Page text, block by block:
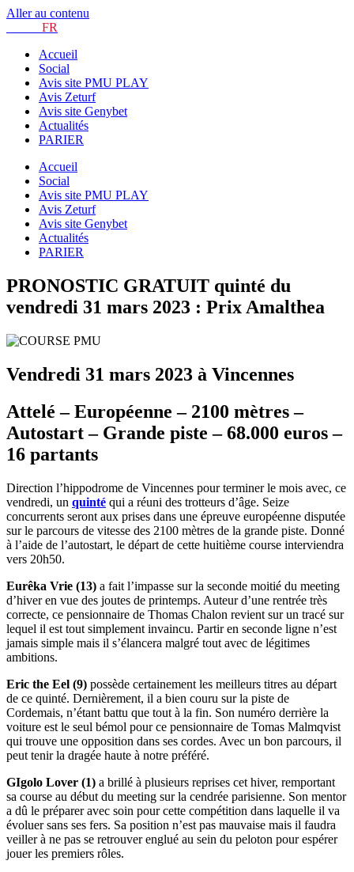
Aller au contenu
FR
Accueil
Social
Avis site PMU PLAY
Avis Zeturf
Avis site Genybet
Actualités
PARIER
Accueil
Social
Avis site PMU PLAY
Avis Zeturf
Avis site Genybet
Actualités
PARIER
PRONOSTIC GRATUIT quinté du
vendredi 31 mars 2023 : Prix Amalthea
Vendredi 31 mars 2023 à Vincennes
Attelé – Européenne – 2100 mètres –
Autostart – Grande piste – 68.000 euros –
16 partants
Direction l’hippodrome de Vincennes pour terminer le mois avec, ce
vendredi, un quinté qui a réuni des trotteurs d’âge. Seize
concurrents seront aux prises dans une épreuve européenne disputée
sur le parcours de vitesse des 2100 mètres de la grande piste. Donné
à l’aide de l’autostart, le départ de cette huitième course interviendra
vers 20h50.
Eurêka Vrie (13) a fait l’impasse sur la seconde moitié du meeting
d’hiver en vue des joutes de printemps. Auteur d’une rentrée très
correcte, ce pensionnaire de Thomas Chalon revient sur un tracé sur
lequel il est tout simplement invaincu. Partir en seconde ligne n’est
jamais simple mais il s’élancera malgré tout avec de légitimes
ambitions.
Eric the Eel (9) possède certainement les meilleurs titres au départ
de ce quinté. Dernièrement, il a bien couru sur la piste de
Cordemais, n’étant battu que tout à la fin. Son numéro derrière la
voiture est le seul bémol pour ce pensionnaire de Tomas Malmqvist
qui trouve une opposition dans ses cordes. Avec un bon parcours, il
peut tenir la dragée haute à notre préféré.
GIgolo Lover (1) a brillé à plusieurs reprises cet hiver, remportant
sa course au début du meeting sur la cendrée parisienne. Son mentor
a dû le préparer avec soin pour cette compétition dans laquelle il va
évoluer sans ses fers. Sa position n’est pas mauvaise mais il faudra
veiller à ne pas se retrouver englué au sein du peloton pour espérer
jouer les premiers rôles.